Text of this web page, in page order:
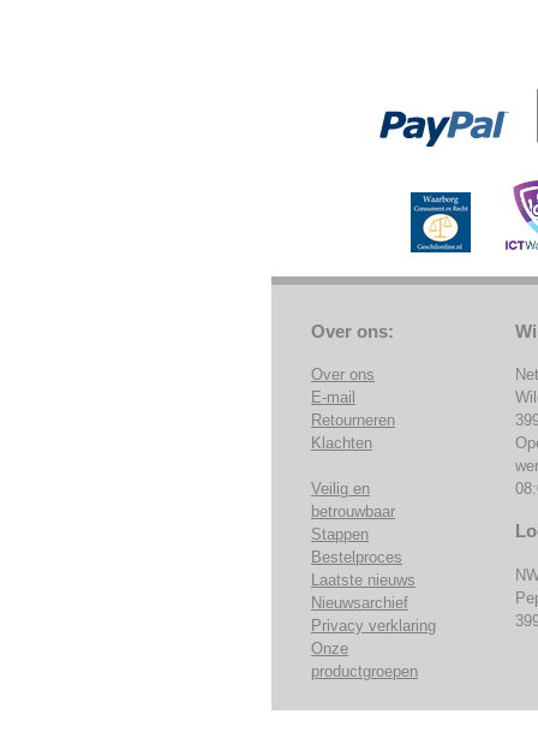
Over ons:
Over ons
E-mail
Retourneren
Klachten
Veilig en
betrouwbaar
Stappen
Bestelproces
Laatste nieuws
Nieuwsarchief
Privacy verklaring
Onze
productgroepen